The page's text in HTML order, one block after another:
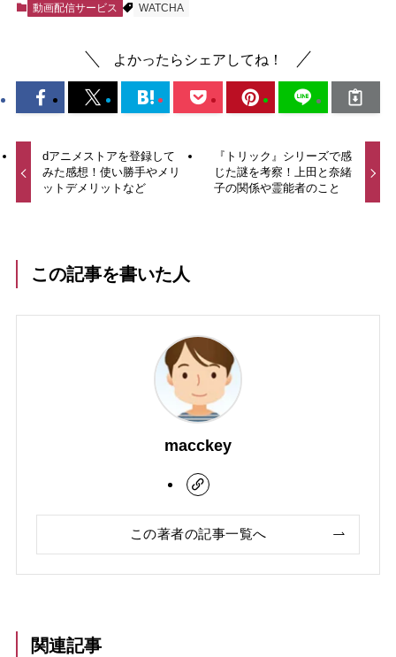
動画配信サービス WATCHA
よかったらシェアしてね！
dアニメストアを登録して
みた感想！使い勝手やメリ
ットデメリットなど
『トリック』シリーズで感
じた謎を考察！上田と奈緒
子の関係や霊能者のこと
この記事を書いた人
macckey
この著者の記事一覧へ
関連記事